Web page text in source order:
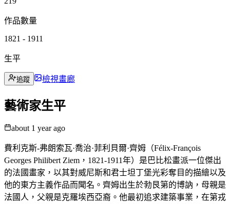
作品數量
1821 - 1911
生平
追蹤 檢視畫廊
藝術家生平
about 1 year ago
費利克斯-弗朗索瓦·喬治·菲利貝爾·齊姆（Félix-François
Georges Philibert Ziem，1821-1911年）是巴比松畫派一位傑出
的法國畫家，以其對威尼斯和君士坦丁堡光彩奪目的描繪以及
他的東方主義作品而聞名。齊姆出生於勃艮第的博訥，母親是
法國人，父親是克羅埃西亞裔。他最初追求建築事業，在第戎